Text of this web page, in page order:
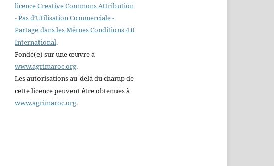
licence Creative Commons Attribution
- Pas d’Utilisation Commerciale -
Partage dans les Mêmes Conditions 4.0
International.
Fondé(e) sur une œuvre à
www.agrimaroc.org.
Les autorisations au-delà du champ de
cette licence peuvent être obtenues à
www.agrimaroc.org.